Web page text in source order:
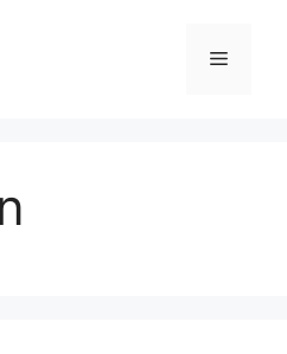
Menu